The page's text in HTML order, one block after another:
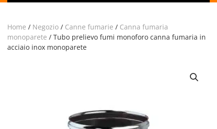
Home / Negozio / Canne fumarie / Canna fumaria
monoparete / Tubo prelievo fumi monoforo canna fumaria in
acciaio inox monoparete